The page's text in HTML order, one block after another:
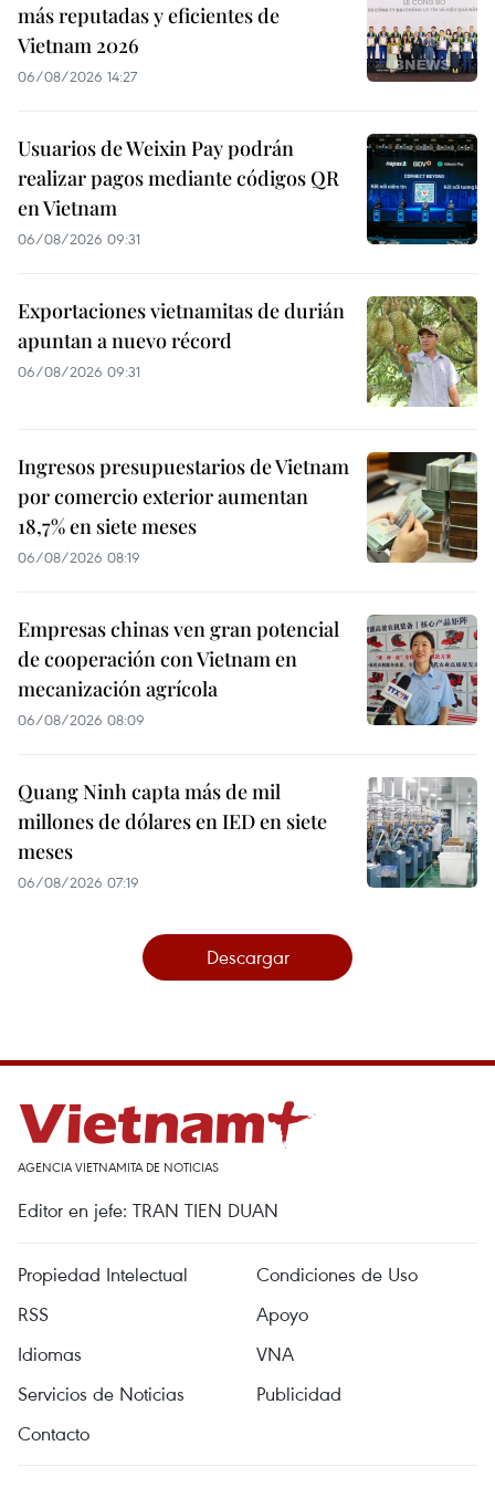
más reputadas y eficientes de
Vietnam 2026
06/08/2026 14:27
Usuarios de Weixin Pay podrán
realizar pagos mediante códigos QR
en Vietnam
06/08/2026 09:31
Exportaciones vietnamitas de durián
apuntan a nuevo récord
06/08/2026 09:31
Ingresos presupuestarios de Vietnam
por comercio exterior aumentan
18,7% en siete meses
06/08/2026 08:19
Empresas chinas ven gran potencial
de cooperación con Vietnam en
mecanización agrícola
06/08/2026 08:09
Quang Ninh capta más de mil
millones de dólares en IED en siete
meses
06/08/2026 07:19
Descargar
AGENCIA VIETNAMITA DE NOTICIAS
Editor en jefe: TRAN TIEN DUAN
Propiedad Intelectual
Condiciones de Uso
RSS
Apoyo
Idiomas
VNA
Servicios de Noticias
Publicidad
Contacto